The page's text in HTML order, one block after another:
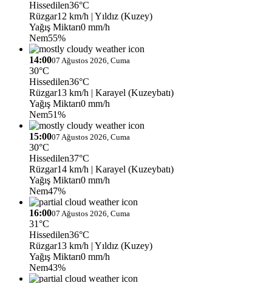
Hissedilen36°C
Rüzgar12 km/h | Yıldız (Kuzey)
Yağış Miktarı0 mm/h
Nem55%
14:0007 Ağustos 2026, Cuma
30°C
Hissedilen36°C
Rüzgar13 km/h | Karayel (Kuzeybatı)
Yağış Miktarı0 mm/h
Nem51%
15:0007 Ağustos 2026, Cuma
30°C
Hissedilen37°C
Rüzgar14 km/h | Karayel (Kuzeybatı)
Yağış Miktarı0 mm/h
Nem47%
16:0007 Ağustos 2026, Cuma
31°C
Hissedilen36°C
Rüzgar13 km/h | Yıldız (Kuzey)
Yağış Miktarı0 mm/h
Nem43%